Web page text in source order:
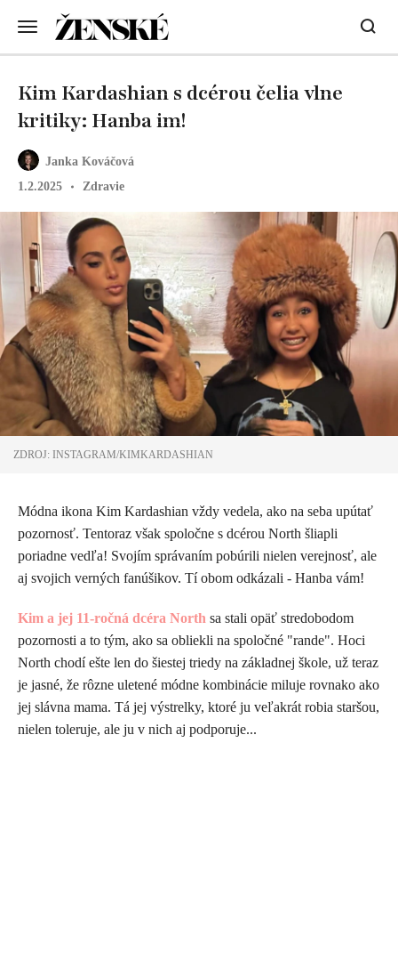
Janka Kováčová
1.2.2025
Zdravie
Kim Kardashian s dcérou čelia vlne
kritiky: Hanba im!
ZDROJ: INSTAGRAM/KIMKARDASHIAN
Módna ikona Kim Kardashian vždy vedela, ako na seba upútať
pozornosť. Tentoraz však spoločne s dcérou North šliapli
poriadne vedľa! Svojím správaním pobúrili nielen verejnosť, ale
aj svojich verných fanúšikov. Tí obom odkázali - Hanba vám!
Kim a jej 11-ročná dcéra North sa stali opäť stredobodom
pozornosti a to tým, ako sa obliekli na spoločné "rande". Hoci
North chodí ešte len do šiestej triedy na základnej škole, už teraz
je jasné, že rôzne uletené módne kombinácie miluje rovnako ako
jej slávna mama. Tá jej výstrelky, ktoré ju veľakrát robia staršou,
nielen toleruje, ale ju v nich aj podporuje...